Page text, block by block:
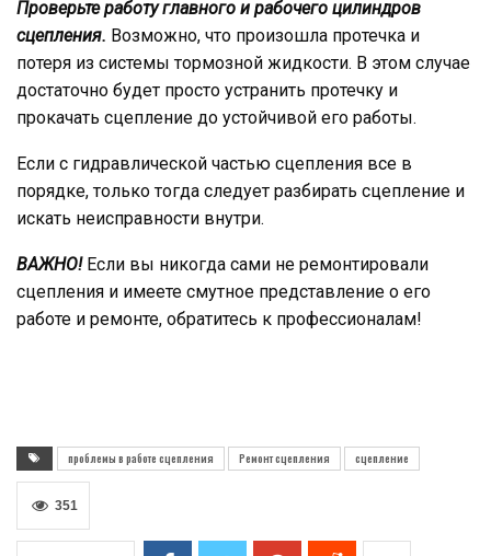
Проверьте работу главного и рабочего цилиндров
сцепления. Возможно, что произошла протечка и
потеря из системы тормозной жидкости. В этом случае
достаточно будет просто устранить протечку и
прокачать сцепление до устойчивой его работы.
Если с гидравлической частью сцепления все в
порядке, только тогда следует разбирать сцепление и
искать неисправности внутри.
ВАЖНО! Если вы никогда сами не ремонтировали
сцепления и имеете смутное представление о его
работе и ремонте, обратитесь к профессионалам!
проблемы в работе сцепления Ремонт сцепления сцепление
351